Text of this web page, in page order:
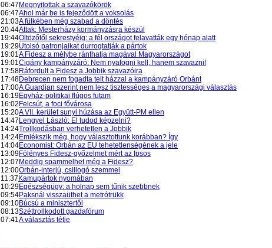
06:47 Megnyitottak a szavazókörök
06:47Ahol már be is fejeződött a voksolás
21:03A fülkében még szabad a döntés
20:44Attak: Mesterházy kormányzásra készül
19:44Öltözőtől sekrestyéig: a fél országot felavatták egy hónap alatt
19:29Utolsó patronjaikat durrogtatják a pártok
19:01A Fidesz a mélybe ránthatja magával Magyarországot
19:01Cigány kampányzáró: Nem nyafogni kell, hanem szavazni!
17:58Ráfordult a Fidesz a Jobbik szavazóira
17:48Debrecen nem fogadta telt házzal a kampányzáró Orbánt
17:00A Guardian szerint nem lesz tisztességes a magyarországi választás
16:19Egyház-politikai flúgos futam
16:02 Felcsút, a foci fővárosa
15:20A VII. kerület sunyi húzása az Együtt-PM ellen
14:47 Lengyel László: El tudod képzelni?
14:24Trollkodásban verhetetlen a Jobbik
14:24Emlékszik még, hogy választottunk korábban? Így
14:04Economist: Orbán az EU tehetetlenségének a jele
13:09Fölényes Fidesz-győzelmet mért az Ipsos
12:07 Meddig spammelhet még a Fidesz?
12:00Orbán-interjú, csillogó szemmel
11:37 Kamupártok nyomában
10:29Egészségügy: a holnap sem tűnik szebbnek
09:54Paksnál visszaüthet a metrótrükk
09:10Búcsú a minisztertől
08:13Széttrollkodott gazdafórum
07:41A választás tétje